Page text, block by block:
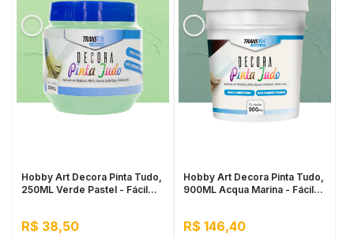
Hobby Art Decora Pinta Tudo,
250ML Verde Pastel - Fácil
R$ 38,50
Hobby Art Decora Pinta Tudo,
900ML Acqua Marina - Fácil
R$ 146,40